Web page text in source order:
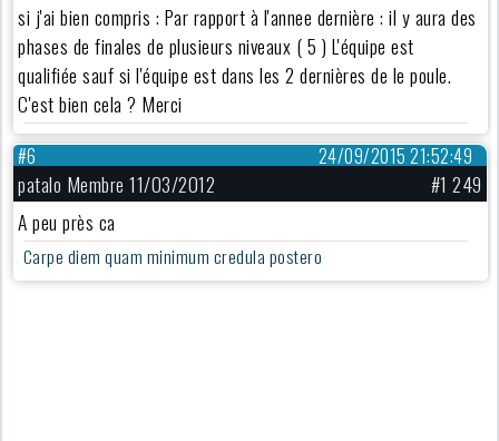
si j'ai bien compris : Par rapport à l'annee dernière : il y aura des
phases de finales de plusieurs niveaux ( 5 ) L'équipe est
qualifiée sauf si l'équipe est dans les 2 dernières de le poule.
C'est bien cela ? Merci
24/09/2015 21:52:49
#6
patalo Membre 11/03/2012
#1 249
A peu près ca
Carpe diem quam minimum credula postero